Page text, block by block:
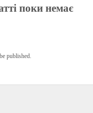
поки немає
published.